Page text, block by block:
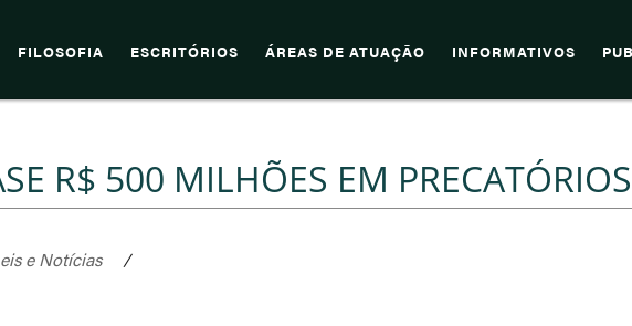
FILOSOFIA ESCRITÓRIOS ÁREAS DE ATUAÇÃO INFORMATIVOS
R$ 500 MILHÕES EM PRECATÓRIOS
e Notícias /